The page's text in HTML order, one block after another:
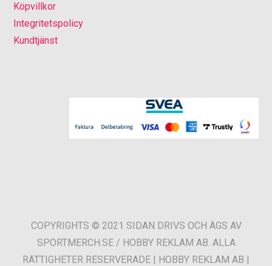
Köpvillkor
Integritetspolicy
Kundtjänst
COPYRIGHTS © 2021 SIDAN DRIVS OCH ÄGS AV
SPORTMERCH.SE / HOBBY REKLAM AB. ALLA
RÄTTIGHETER RESERVERADE | HOBBY REKLAM AB |